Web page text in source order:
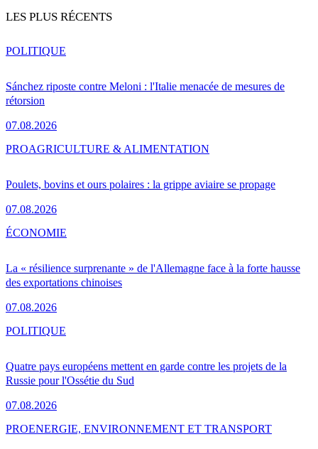
LES PLUS RÉCENTS
Sánchez riposte contre Meloni : l'Italie menacée de mesures de
rétorsion
07.08.2026
POLITIQUE
Poulets, bovins et ours polaires : la grippe aviaire se propage
07.08.2026
PROAGRICULTURE & ALIMENTATION
La « résilience surprenante » de l'Allemagne face à la forte hausse
des exportations chinoises
07.08.2026
ÉCONOMIE
Quatre pays européens mettent en garde contre les projets de la
Russie pour l'Ossétie du Sud
07.08.2026
POLITIQUE
PROENERGIE, ENVIRONNEMENT ET TRANSPORT